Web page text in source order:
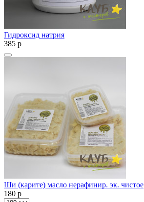
Гидроксид натрия
385 p
Ши (карите) масло нерафинир. эк. чистое
180 p